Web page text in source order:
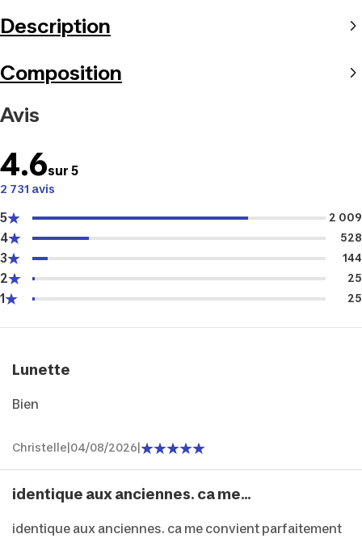
Description
Composition
Avis
4.6sur 5
2 731 avis
5 2 009
4 528
3 144
2 25
1 25
Lunette
Bien
Christelle 04/08/2026
identique aux anciennes. ca me...
identique aux anciennes. ca me convient parfaitement